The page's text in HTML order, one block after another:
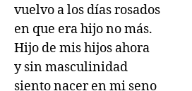
vuelvo a los días rosados
en que era hijo no más.
Hijo de mis hijos ahora
y sin masculinidad
siento nacer en mi seno